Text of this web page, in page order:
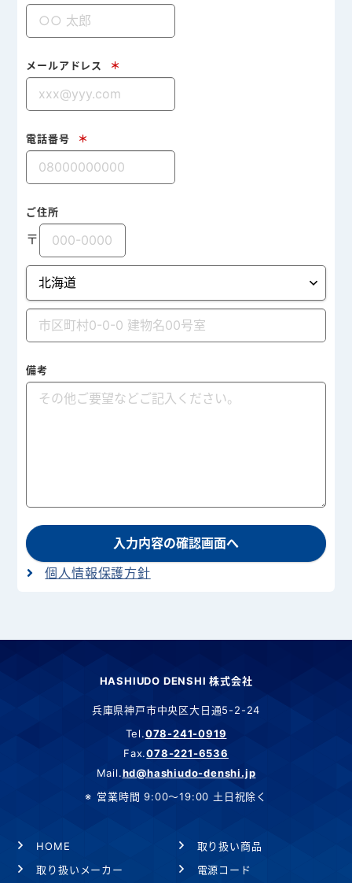
メールアドレス ＊
電話番号 ＊
ご住所
〒
備考
入力内容の確認画面へ
個人情報保護方針
HASHIUDO DENSHI 株式会社
兵庫県神戸市中央区大日通5-2-24
Tel.078-241-0919
Fax.078-221-6536
Mail.hd@hashiudo-denshi.jp
営業時間 9:00～19:00 土日祝除く
HOME
取り扱い商品
取り扱いメーカー
電源コード